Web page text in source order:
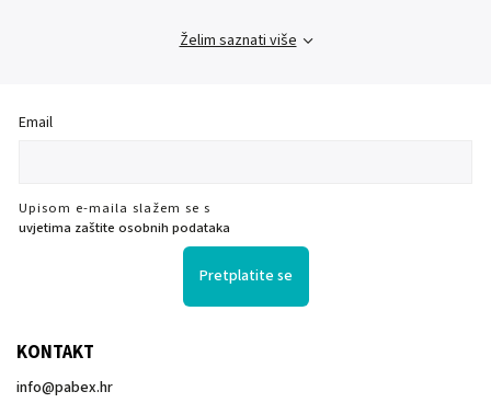
Želim saznati više
Email
Upisom e-maila slažem se s
uvjetima zaštite osobnih podataka
Pretplatite se
KONTAKT
info@pabex.hr